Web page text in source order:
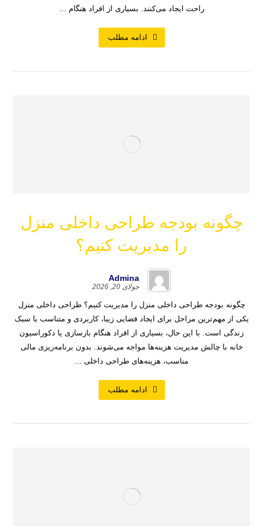
راحت ایجاد می‌کنند. بسیاری از افراد هنگام ...
ادامه مطلب
چگونه بودجه طراحی داخلی منزل
را مدیریت کنیم؟
Admina
جولای 20, 2026
چگونه بودجه طراحی داخلی منزل را مدیریت کنیم؟ طراحی داخلی منزل
یکی از مهم‌ترین مراحل برای ایجاد فضایی زیبا، کاربردی و متناسب با سبک
زندگی است. با این حال، بسیاری از افراد هنگام بازسازی یا دکوراسیون
خانه با چالش مدیریت هزینه‌ها مواجه می‌شوند. بدون برنامه‌ریزی مالی
مناسب، هزینه‌های طراحی داخلی ...
ادامه مطلب